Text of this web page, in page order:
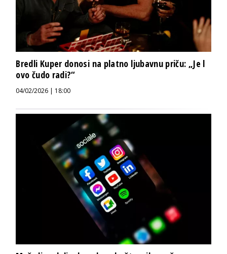
Bredli Kuper donosi na platno ljubavnu priču: „Je l
ovo čudo radi?“
04/02/2026 | 18:00